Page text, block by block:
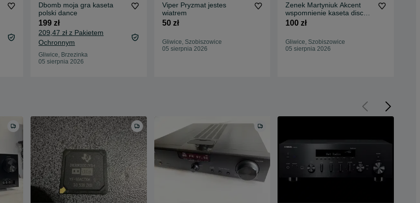
Dbomb moja gra kaseta
polski dance
199 zł
209,47 zł z Pakietem
Ochronnym
Gliwice, Brzezinka
05 sierpnia 2026
Viper Pryzmat jestes
wiatrem
50 zł
Gliwice, Szobiszowice
05 sierpnia 2026
Zenek Martyniuk Akcent
wspomnienie kaseta disco
polo
100 zł
Gliwice, Szobiszowice
05 sierpnia 2026